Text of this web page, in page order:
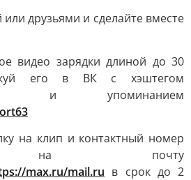
друзьями и сделайте вместе
видео зарядки длиной до 30
его в ВК с хэштегом
и упоминанием
на клип и контактный номер
на почту
max.ru/mail.ru в срок до 2